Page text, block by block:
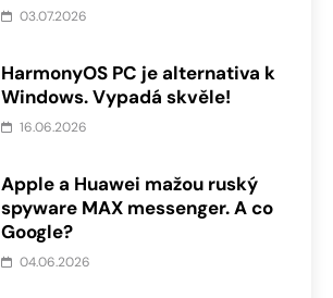
03.07.2026
HarmonyOS PC je alternativa k
Windows. Vypadá skvěle!
16.06.2026
Apple a Huawei mažou ruský
spyware MAX messenger. A co
Google?
04.06.2026